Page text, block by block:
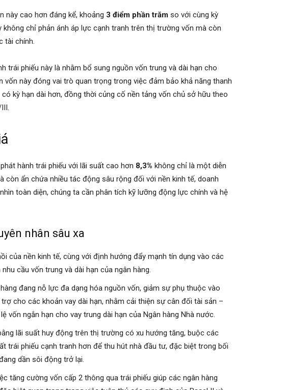
này cao hơn đáng kể, khoảng 3 điểm phần trăm so với cùng kỳ
chỉ phản ánh áp lực cạnh tranh trên thị trường vốn mà còn
tài chính.
trái phiếu này là nhằm bổ sung nguồn vốn trung và dài hạn cho
vốn này đóng vai trò quan trọng trong việc đảm bảo khả năng thanh
kỳ hạn dài hơn, đồng thời củng cố nền tảng vốn chủ sở hữu theo
hành trái phiếu với lãi suất cao hơn 8,3% không chỉ là một diễn
còn ẩn chứa nhiều tác động sâu rộng đối với nền kinh tế, doanh
toàn diện, chúng ta cần phân tích kỹ lưỡng động lực chính và hệ
nhân sâu xa
của nền kinh tế, cùng với định hướng đẩy mạnh tín dụng vào các
cầu vốn trung và dài hạn của ngân hàng.
đang nỗ lực đa dạng hóa nguồn vốn, giảm sự phụ thuộc vào
cho các khoản vay dài hạn, nhằm cải thiện sự cân đối tài sản –
vốn ngắn hạn cho vay trung dài hạn của Ngân hàng Nhà nước.
lãi suất huy động trên thị trường có xu hướng tăng, buộc các
trái phiếu cạnh tranh hơn để thu hút nhà đầu tư, đặc biệt trong bối
dần sôi động trở lại.
tăng cường vốn cấp 2 thông qua trái phiếu giúp các ngân hàng